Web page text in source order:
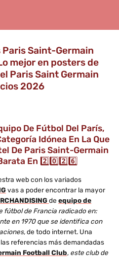
Saint-Germain
mejor en posters de
Paris Saint Germain
2026
De Fútbol Del París,
Idónea En La Que
De Paris Saint-Germain
En 2️⃣0️⃣2️⃣6️⃣
web con los variados
vas a poder encontrar la mayor
de equipo de
fútbol de Francia radicado en:
en 1970 que se identifica con
de todo internet. Una
referencias más demandadas
Football Club, este club de